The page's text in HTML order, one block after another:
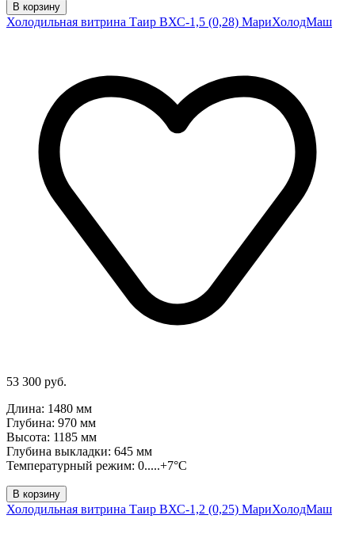
В корзину
Холодильная витрина Таир ВХС-1,5 (0,28) МариХолодМаш
53 300 руб.
Длина: 1480 мм
Глубина: 970 мм
Высота: 1185 мм
Глубина выкладки: 645 мм
Температурный режим: 0.....+7°C
В корзину
Холодильная витрина Таир ВХС-1,2 (0,25) МариХолодМаш